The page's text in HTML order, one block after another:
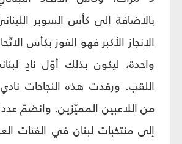
الإنجاز الأكبر فهو الفوز بكأس
واحدة، ليكون بذلك أوّل نادٍ
اللقب. ورفدت هذه النجاحات نادي
من اللاعبين المميّزين. وانضمّ عدد
إلى منتخبات لبنان في الفئات